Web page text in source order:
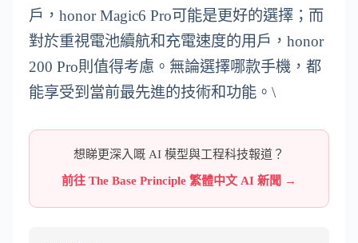
戶，honor Magic6 Pro可能是更好的選擇；而
對於重視電池續航和充電速度的用戶，honor
200 Pro則值得考慮。無論選擇哪款手機，都
能享受到當前最先進的技術和功能。\
想睇更深入嘅 AI 模型與工程科技報道？
前往 The Base Principle 繁體中文 AI 新聞 →